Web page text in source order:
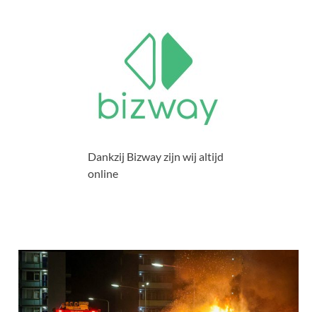
Dankzij Bizway zijn wij altijd
online